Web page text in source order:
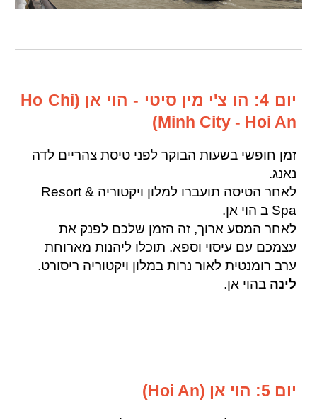
יום 4: הו צ'י מין סיטי - הוי אן (Ho Chi
Minh City - Hoi An)
זמן חופשי בשעות הבוקר לפני טיסת צהריים לדה
נאנג.
לאחר הטיסה תועברו למלון ויקטוריה Resort &
Spa ב הוי אן.
לאחר המסע ארוך, זה הזמן שלכם לפנק את
עצמכם עם עיסוי וספא. תוכלו ליהנות מארוחת
ערב רומנטית לאור נרות במלון ויקטוריה ריסורט.
לינהבהוי אן.
יום 5: הוי אן (Hoi An)